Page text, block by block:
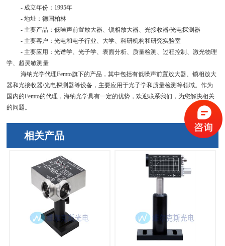
- 成立年份： 1995年
- 地址：德国柏林
- 主要产品：低噪声前置放大器、锁相放大器、光接收器/光电探测器
- 主要客户：光电和电子行业、大学、科研机构和研究实验室
- 主要应用：光谱学、光子学、表面分析、质量检测、过程控制、激光物理
学、超灵敏测量
海纳光学代理Femto旗下的产品，其中包括有低噪声前置放大器、锁相放大
器和光接收器/光电探测器等设备，主要应用于光子学和质量检测等领域。作为
国内的Femto的代理，海纳光学具有一定的优势，欢迎联系我们，为您解决相关
的问题。
相关产品